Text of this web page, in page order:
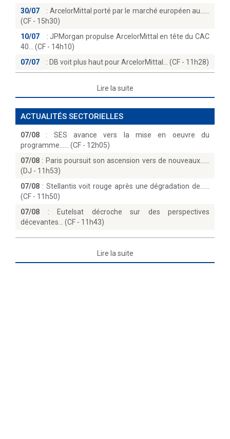
30/07
: ArcelorMittal porté par le marché européen au...
(CF - 15h30)
10/07
:JPMorgan propulse ArcelorMittal en tête du CAC
40… (CF - 14h10)
07/07
: DB voit plus haut pour ArcelorMittal… (CF - 11h28)
Lire la suite
ACTUALITÉS SECTORIELLES
07/08 : SES avance vers la mise en oeuvre du
programme...… (CF - 12h05)
07/08 : Paris poursuit son ascension vers de nouveaux...
(DJ - 11h53)
07/08 : Stellantis voit rouge après une dégradation de...
(CF - 11h50)
07/08 :
Eutelsat décroche sur des perspectives
décevantes… (CF - 11h43)
Lire la suite